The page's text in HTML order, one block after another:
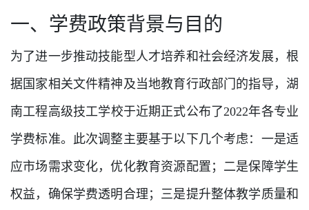
一、学费政策背景与目的
为了进一步推动技能型人才培养和社会经济发展，根
据国家相关文件精神及当地教育行政部门的指导，湖
南工程高级技工学校于近期正式公布了2022年各专业
学费标准。此次调整主要基于以下几个考虑：一是适
应市场需求变化，优化教育资源配置；二是保障学生
权益，确保学费透明合理；三是提升整体教学质量和